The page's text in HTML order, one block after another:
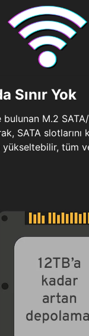
Sınır Yok
M.2
SATA slotlarını
yükseltebilir, tüm